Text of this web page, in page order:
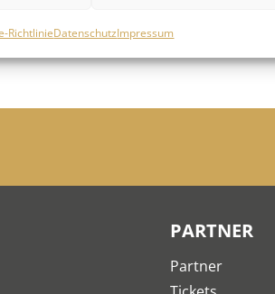
RichtlinieDatenschutzImpressum
PARTNER
Partner